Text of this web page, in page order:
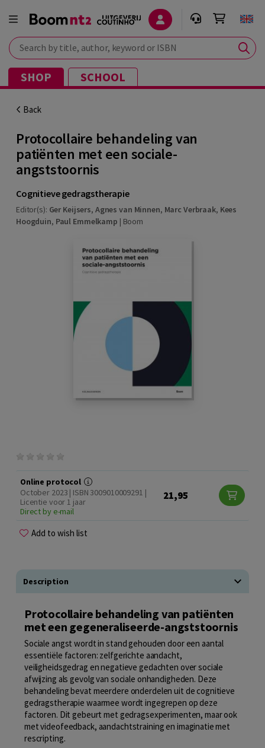
Search by title, author, keyword or ISBN
SHOP SCHOOL
Back
Protocollaire behandeling van
patiënten met een sociale-
angststoornis
Cognitieve gedragstherapie
Editor(s): Ger Keijsers, Agnes van Minnen, Marc Verbraak, Kees
Hoogduin, Paul Emmelkamp | Boom
Online protocol
October 2023 | ISBN 3009010009291 |
Licentie voor 1 jaar
Direct by e-mail
21,95
Add to wish list
Description
Protocollaire behandeling van patiënten
met een gegeneraliseerde-angststoornis
Sociale angst wordt in stand gehouden door een aantal
essentiële factoren: zelfgerichte aandacht,
veiligheidsgedrag en negatieve gedachten over sociale
afwijzing als gevolg van sociale onhandigheden. Deze
behandeling bevat meerdere onderdelen uit de cognitieve
gedragstherapie waarmee wordt ingegrepen op deze
factoren. Dit gebeurt met gedragsexperimenten, maar ook
met videofeedback, aandachtstraining en imaginatie met
rescripting.